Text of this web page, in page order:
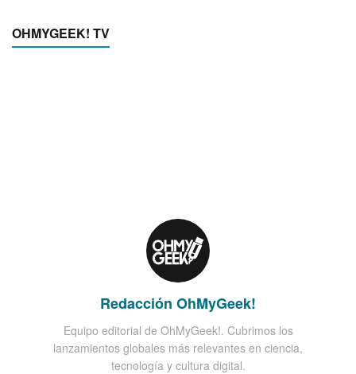
OHMYGEEK! TV
Redacción OhMyGeek!
Equipo editorial de OhMyGeek!. Cubrimos los
lanzamientos globales más relevantes en ciencia,
tecnología y cultura digital.